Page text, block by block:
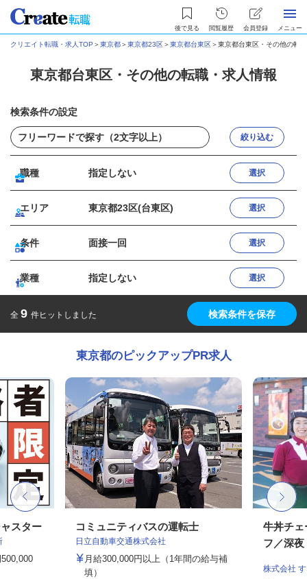
後で見る 閲覧履歴 会員登録 メニュー
クリエイト転職・求人TOP ＞東京都＞東京都23区＞東京都台東区＞東京都台東区・その他の転
東京都台東区・その他の転職・求人情報
検索条件の設定
絞り込む
職種 指定しない 選択
エリア 東京都23区(台東区) 選択
条件 面接一回 選択
業種 指定しない 選択
全 9 件ヒットしました 検索条件を保存
東京都のピックアップPR求人
スター コミュニティバスの運転士
日立自動車交通株式会社
月給300,000円以上（1年間の給与補
填）
牛丼チェ
フ／深夜
株式会社